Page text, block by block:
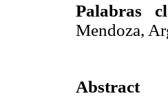
Palabras
Mendoza,
Abstract